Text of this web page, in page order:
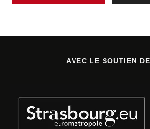
AVEC LE SOUTIEN DE